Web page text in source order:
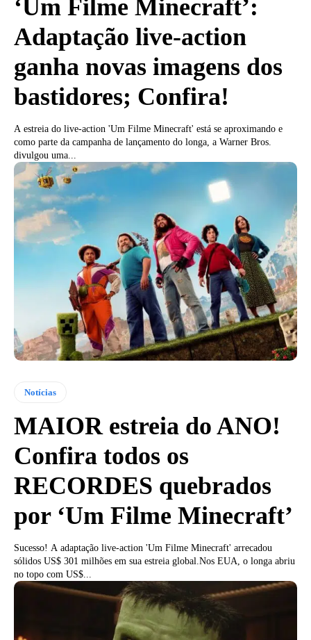
‘Um Filme Minecraft’:
Adaptação live-action
ganha novas imagens dos
bastidores; Confira!
A estreia do live-action 'Um Filme Minecraft' está se aproximando e
como parte da campanha de lançamento do longa, a Warner Bros.
divulgou uma...
Notícias
MAIOR estreia do ANO!
Confira todos os
RECORDES quebrados
por ‘Um Filme Minecraft’
Sucesso! A adaptação live-action 'Um Filme Minecraft' arrecadou
sólidos US$ 301 milhões em sua estreia global.Nos EUA, o longa abriu
no topo com US$...